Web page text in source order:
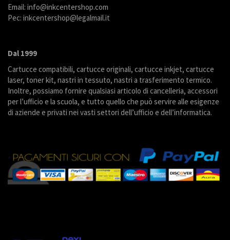
Email: info@inkcentershop.com
Pec: inkcentershop@legalmail.it
Dal 1999
Cartucce compatibili, cartucce originali, cartucce inkjet, cartucce
laser, toner kit, nastri in tessuto, nastri a trasferimento termico.
Inoltre, possiamo fornire qualsiasi articolo di cancelleria, accessori
per l’ufficio e la scuola, e tutto quello che può servire alle esigenze
di aziende e privati nei vasti settori dell’ufficio e dell’informatica.